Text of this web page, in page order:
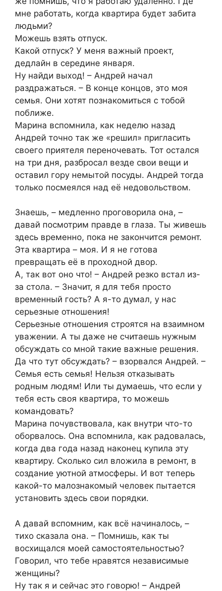
мне работать, когда квартира будет забита
людьми?
Можешь взять отпуск.
Какой отпуск? У меня важный проект,
дедлайн в середине января.
Ну найди выход! – Андрей начал
раздражаться. – В конце концов, это моя
семья. Они хотят познакомиться с тобой
поближе.
Марина вспомнила, как неделю назад
Андрей точно так же «решил» пригласить
своего приятеля переночевать. Тот остался
на три дня, разбросал везде свои вещи и
оставил гору немытой посуды. Андрей тогда
только посмеялся над её недовольством.
Знаешь, – медленно проговорила она, –
давай посмотрим правде в глаза. Ты живешь
здесь временно, пока не закончится ремонт.
Эта квартира – моя. И я не готова
превращать её в проходной двор.
А, так вот оно что! – Андрей резко встал из-
за стола. – Значит, я для тебя просто
временный гость? А я-то думал, у нас
серьезные отношения!
Серьезные отношения строятся на взаимном
уважении. А ты даже не считаешь нужным
обсуждать со мной такие важные решения.
Да что тут обсуждать? – взорвался Андрей. –
Семья есть семья! Нельзя отказывать
родным людям! Или ты думаешь, что если у
тебя есть своя квартира, то можешь
командовать?
Марина почувствовала, как внутри что-то
оборвалось. Она вспомнила, как радовалась,
когда два года назад наконец купила эту
квартиру. Сколько сил вложила в ремонт, в
создание уютной атмосферы. И вот теперь
какой-то малознакомый человек пытается
установить здесь свои порядки.
А давай вспомним, как всё начиналось, –
тихо сказала она. – Помнишь, как ты
восхищался моей самостоятельностью?
Говорил, что тебе нравятся независимые
женщины?
Ну так я и сейчас это говорю! – Андрей